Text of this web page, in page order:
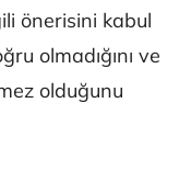
önerisini kabul
olmadığını ve
olduğunu